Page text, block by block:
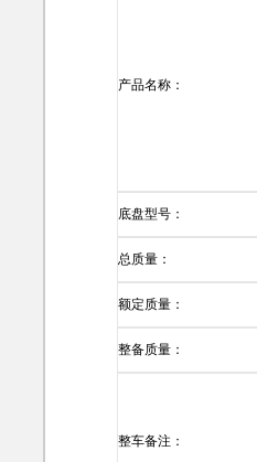
产品名称：
底盘型号：
总质量：
额定质量：
整备质量：
整车备注：